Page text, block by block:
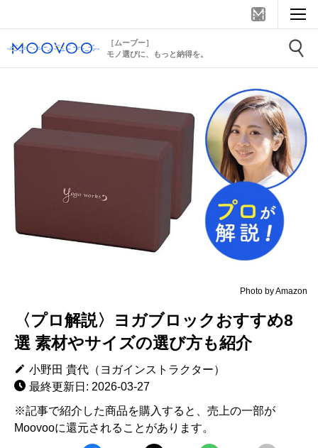
［ムーブー］
モノ選びに、もっと納得を。
Photo by Amazon
〈プロ解説〉ヨガブロックおすすめ8
選 素材やサイズの選び方も紹介
小野田 貴代（ヨガインストラクター）
最終更新日: 2026-03-27
※記事で紹介した商品を購入すると、売上の一部が
Moovooに還元されることがあります。